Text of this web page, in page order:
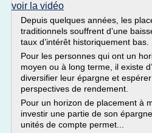
voir la vidéo
Depuis quelques années, les
traditionnels souffrent d’une
taux d’intérêt historiquement bas.
Pour les personnes qui ont un
moyen ou à long terme, il existe
diversifier leur épargne et
perspectives de rendement.
Pour un horizon de placement à
investir une partie de son
unités de compte permet...